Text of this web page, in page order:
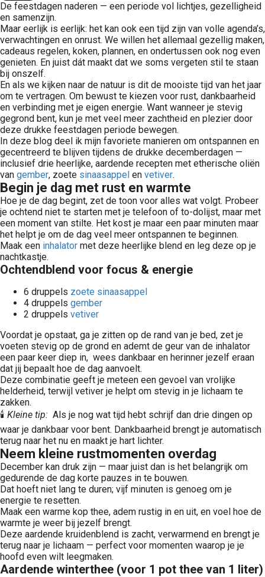
De feestdagen naderen — een periode vol lichtjes, gezelligheid
en samenzijn.
Maar eerlijk is eerlijk: het kan ook een tijd zijn van volle agenda’s,
verwachtingen en onrust. We willen het allemaal gezellig maken,
cadeaus regelen, koken, plannen, en ondertussen ook nog even
genieten. En juist dát maakt dat we soms vergeten stil te staan
bij onszelf.
En als we kijken naar de natuur is dit de mooiste tijd van het jaar
om te vertragen. Om bewust te kiezen voor rust, dankbaarheid
en verbinding met je eigen energie. Want wanneer je stevig
gegrond bent, kun je met veel meer zachtheid en plezier door
deze drukke feestdagen periode bewegen.
In deze blog deel ik mijn favoriete manieren om ontspannen en
gecentreerd te blijven tijdens de drukke decemberdagen —
inclusief drie heerlijke, aardende recepten met etherische oliën
van gember, zoete sinaasappel en vetiver.
Begin je dag met rust en warmte
Hoe je de dag begint, zet de toon voor alles wat volgt. Probeer
je ochtend niet te starten met je telefoon of to-dolijst, maar met
een moment van stilte. Het kost je maar een paar minuten maar
het helpt je om de dag veel meer ontspannen te beginnen.
Maak een inhalator met deze heerlijke blend en leg deze op je
nachtkastje.
Ochtendblend voor focus & energie
6 druppels zoete sinaasappel
4 druppels gember
2 druppels vetiver
Voordat je opstaat, ga je zitten op de rand van je bed, zet je
voeten stevig op de grond en ademt de geur van de inhalator
een paar keer diep in, wees dankbaar en herinner jezelf eraan
dat jij bepaalt hoe de dag aanvoelt.
Deze combinatie geeft je meteen een gevoel van vrolijke
helderheid, terwijl vetiver je helpt om stevig in je lichaam te
zakken.
🕯️ Kleine tip: Als je nog wat tijd hebt schrijf dan drie dingen op
waar je dankbaar voor bent. Dankbaarheid brengt je automatisch
terug naar het nu en maakt je hart lichter.
Neem kleine rustmomenten overdag
December kan druk zijn — maar juist dan is het belangrijk om
gedurende de dag korte pauzes in te bouwen.
Dat hoeft niet lang te duren; vijf minuten is genoeg om je
energie te resetten.
Maak een warme kop thee, adem rustig in en uit, en voel hoe de
warmte je weer bij jezelf brengt.
Deze aardende kruidenblend is zacht, verwarmend en brengt je
terug naar je lichaam — perfect voor momenten waarop je je
hoofd even wilt leegmaken.
Aardende winterthee (voor 1 pot thee van 1 liter)